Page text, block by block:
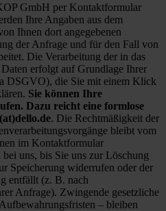
GmbH per Kontaktformular
Ihre Angaben aus dem
Ihnen dort angegebenen
der Anfrage und für den Fall von
Die Verarbeitung der in das
erfolgt auf Grundlage Ihrer
DSGVO), die Sie mit einem Klick
Sie können Ihre
Dazu reicht eine formlose
. Die Rechtmäßigkeit der
bleibt vom
im Kontaktformular
uns, bis Sie uns zur Löschung
Speicherung widerrufen oder der
entfällt (z. B. nach
Anfrage). Zwingende gesetzliche
– bleiben